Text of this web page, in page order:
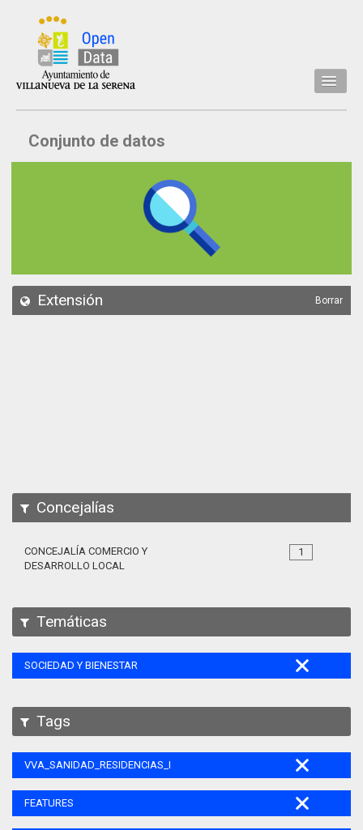
Inicio
Datos
API
Conjunto de datos
Extensión Borrar
Concejalías
1
CONCEJALÍA COMERCIO Y
DESARROLLO LOCAL
Temáticas
SOCIEDAD Y BIENESTAR
Tags
VVA_SANIDAD_RESIDENCIAS_MAYORES_105
FEATURES